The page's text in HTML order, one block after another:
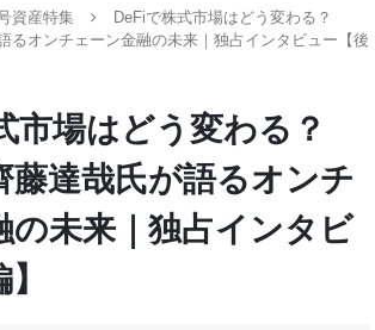
資産特集
DeFiで株式市場はどう変わる？
るオンチェーン金融の未来｜独占インタビュー【後
市場はどう変わる？
達哉氏が語るオンチ
の未来｜独占インタビ